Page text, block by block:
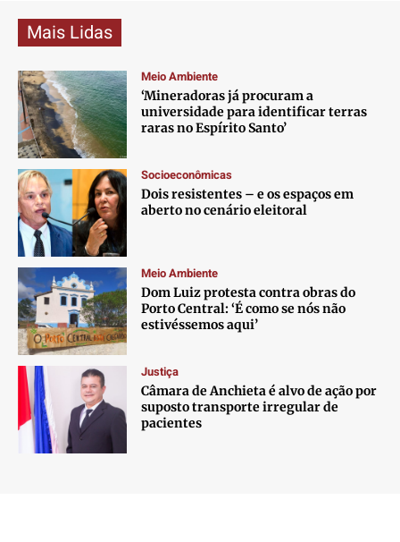
Mais Lidas
Meio Ambiente
‘Mineradoras já procuram a
universidade para identificar terras
raras no Espírito Santo’
Socioeconômicas
Dois resistentes – e os espaços em
aberto no cenário eleitoral
Meio Ambiente
Dom Luiz protesta contra obras do
Porto Central: ‘É como se nós não
estivéssemos aqui’
Justiça
Câmara de Anchieta é alvo de ação por
suposto transporte irregular de
pacientes